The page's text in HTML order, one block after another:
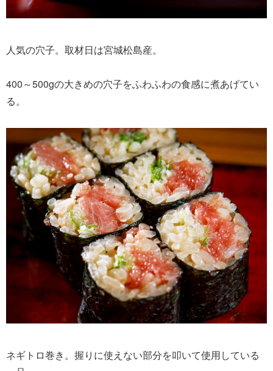
人気の穴子。取材日は宮城松島産。
400～500gの大きめの穴子をふわふわの食感に煮あげてい
る。
ネギトロ巻き。握りに使えない部分を叩いて使用している